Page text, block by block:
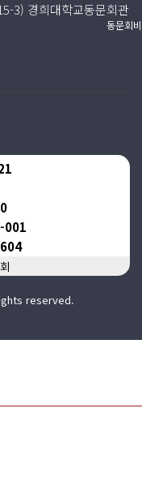
동문회비
3) 경희대학교동문회관
001
reserved.